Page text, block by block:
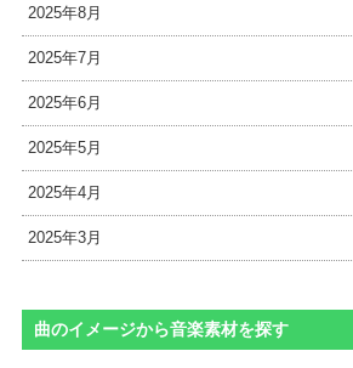
2025年8月
2025年7月
2025年6月
2025年5月
2025年4月
2025年3月
曲のイメージから音楽素材を探す